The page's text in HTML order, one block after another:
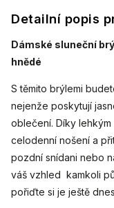
Detailní popis
Dámské sluneční
hnědé
S těmito brýlemi
nejenže poskytují
oblečení. Díky
celodenní nošení a
pozdní snídani nebo
váš vzhled kamkoli
pořiďte si je ještě